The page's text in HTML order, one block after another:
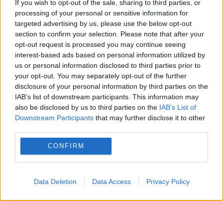
If you wish to opt-out of the sale, sharing to third parties, or
processing of your personal or sensitive information for
targeted advertising by us, please use the below opt-out
section to confirm your selection. Please note that after your
opt-out request is processed you may continue seeing
interest-based ads based on personal information utilized by
us or personal information disclosed to third parties prior to
your opt-out. You may separately opt-out of the further
disclosure of your personal information by third parties on the
IAB’s list of downstream participants. This information may
also be disclosed by us to third parties on the IAB’s List of
Downstream Participants that may further disclose it to other
CONFIRM
Data Deletion Data Access Privacy Policy